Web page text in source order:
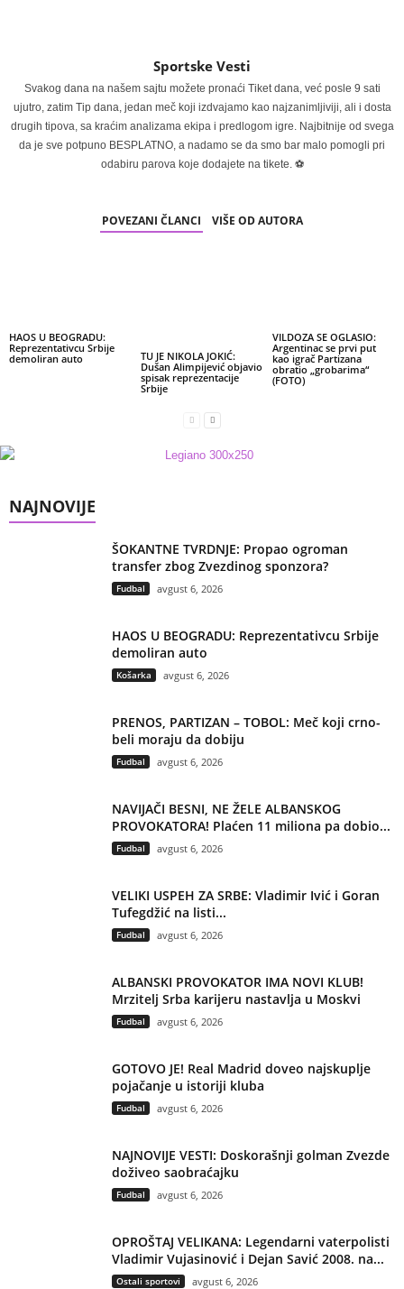
Sportske Vesti
Svakog dana na našem sajtu možete pronaći Tiket dana, već posle 9 sati
ujutro, zatim Tip dana, jedan meč koji izdvajamo kao najzanimljiviji, ali i dosta
drugih tipova, sa kraćim analizama ekipa i predlogom igre. Najbitnije od svega
da je sve potpuno BESPLATNO, a nadamo se da smo bar malo pomogli pri
odabiru parova koje dodajete na tikete. ⚽
POVEZANI ČLANCI VIŠE OD AUTORA
HAOS U BEOGRADU:
Reprezentativcu Srbije
demoliran auto
TU JE NIKOLA JOKIĆ:
Dušan Alimpijević objavio
spisak reprezentacije
Srbije
VILDOZA SE OGLASIO:
Argentinac se prvi put
kao igrač Partizana
obratio „grobarima“
(FOTO)
NAJNOVIJE
ŠOKANTNE TVRDNJE: Propao ogroman
transfer zbog Zvezdinog sponzora?
Fudbal avgust 6, 2026
HAOS U BEOGRADU: Reprezentativcu Srbije
demoliran auto
Košarka avgust 6, 2026
PRENOS, PARTIZAN – TOBOL: Meč koji crno-
beli moraju da dobiju
Fudbal avgust 6, 2026
NAVIJAČI BESNI, NE ŽELE ALBANSKOG
PROVOKATORA! Plaćen 11 miliona pa dobio...
Fudbal avgust 6, 2026
VELIKI USPEH ZA SRBE: Vladimir Ivić i Goran
Tufegdžić na listi...
Fudbal avgust 6, 2026
ALBANSKI PROVOKATOR IMA NOVI KLUB!
Mrzitelj Srba karijeru nastavlja u Moskvi
Fudbal avgust 6, 2026
GOTOVO JE! Real Madrid doveo najskuplje
pojačanje u istoriji kluba
Fudbal avgust 6, 2026
NAJNOVIJE VESTI: Doskorašnji golman Zvezde
doživeo saobraćajku
Fudbal avgust 6, 2026
OPROŠTAJ VELIKANA: Legendarni vaterpolisti
Vladimir Vujasinović i Dejan Savić 2008. na...
Ostali sportovi avgust 6, 2026